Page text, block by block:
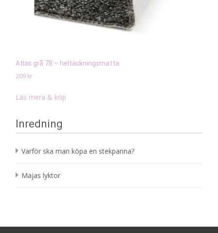
Atlas grå 78 – heltäckningsmatta
209 kr
Läs mera & köp
Inredning
Varför ska man köpa en stekpanna?
Majas lyktor